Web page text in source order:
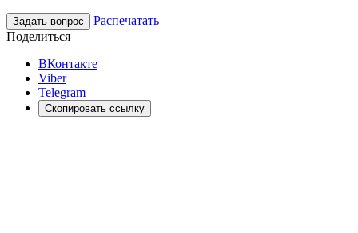
Задать вопрос
Распечатать
Поделиться
ВКонтакте
Viber
Telegram
Скопировать ссылку